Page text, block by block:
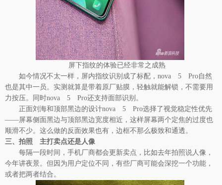
屏下指纹的体验已经非常之成熟
如今情况不太一样，屏内指纹识别成了标配，nova 5 Pro自然
也是其中一员。实测就算是带着原厂贴膜，轻触就能解锁，不需要用
力按压。同时nova 5 Pro还支持面部识别。
正面刘海和顶部黑边的设计nova 5 Pro选择了视觉稳定性优先
——屏幕侧面黑边与顶部黑边宽度相近，这样屏幕两个定焦的过度也
顺滑不少。这么做的反面效果也有，边框不那么极致和通透。
三、拍照 主打卖点还是人像
每隔一段时间，手机厂商都会更新卖点，比如去年拍照说人像，
今年讲夜景。但因为用户定位不同，有些厂商可能会深挖一个功能，
或者把两者结合。